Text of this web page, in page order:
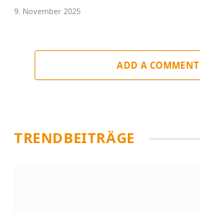
9. November 2025
ADD A COMMENT
TRENDBEITRÄGE